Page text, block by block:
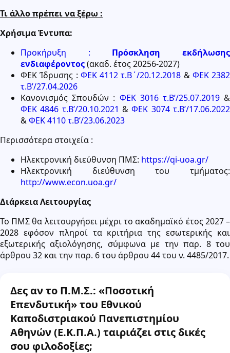
Τι άλλο πρέπει να ξέρω :
Χρήσιμα Έντυπα:
Προκήρυξη : Πρόσκληση εκδήλωσης
ενδιαφέροντος(ακαδ. έτος 20256-2027)
ΦΕΚ Ίδρυσης : ΦΕΚ 4112 τ.Β΄/20.12.2018 & ΦΕΚ 2382
τ.Β’/27.04.2026
Κανονισμός Σπουδών : ΦΕΚ 3016 τ.Β’/25.07.2019&
ΦΕΚ 4846 τ.Β’/20.10.2021 &ΦΕΚ 3074 τ.Β’/17.06.2022
&ΦΕΚ 4110 τ.Β’/23.06.2023
Περισσότερα στοιχεία :
Ηλεκτρονική διεύθυνση ΠΜΣ: https://qi-uoa.gr/
Ηλεκτρονική διεύθυνση του τμήματος:
http://www.econ.uoa.gr/
Διάρκεια Λειτουργίας
Το ΠΜΣ θα λειτουργήσει μέχρι το ακαδημαϊκό έτος 2027 –
2028 εφόσον πληροί τα κριτήρια της εσωτερικής και
εξωτερικής αξιολόγησης, σύμφωνα με την παρ. 8 του
άρθρου 32 και την παρ. 6 του άρθρου 44 του ν. 4485/2017.
Δες αν το Π.Μ.Σ.: «Ποσοτική
Επενδυτική» του Εθνικού
Καποδιστριακού Πανεπιστημίου
Αθηνών (Ε.Κ.Π.Α.) ταιριάζει στις δικές
σου φιλοδοξίες;